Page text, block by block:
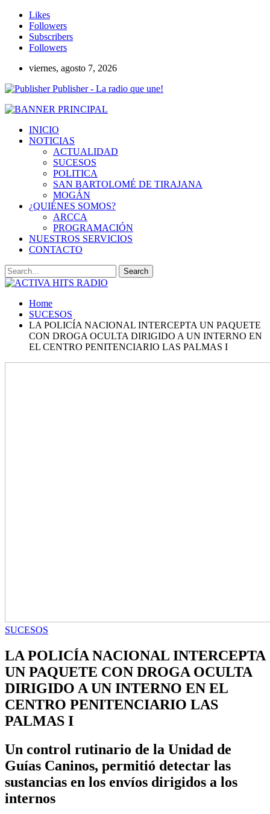
Likes
Followers
Subscribers
Followers
viernes, agosto 7, 2026
Publisher - La radio que une!
INICIO
NOTICIAS
ACTUALIDAD
SUCESOS
POLITICA
SAN BARTOLOMÉ DE TIRAJANA
MOGÁN
¿QUIÉNES SOMOS?
ARCCA
PROGRAMACIÓN
NUESTROS SERVICIOS
CONTACTO
Home
SUCESOS
LA POLICÍA NACIONAL INTERCEPTA UN PAQUETE
CON DROGA OCULTA DIRIGIDO A UN INTERNO EN
EL CENTRO PENITENCIARIO LAS PALMAS I
SUCESOS
LA POLICÍA NACIONAL INTERCEPTA
UN PAQUETE CON DROGA OCULTA
DIRIGIDO A UN INTERNO EN EL
CENTRO PENITENCIARIO LAS
PALMAS I
Un control rutinario de la Unidad de
Guías Caninos, permitió detectar las
sustancias en los envíos dirigidos a los
internos